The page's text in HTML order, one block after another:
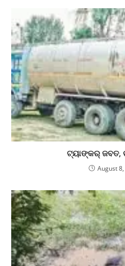
ଟ୍ୟାଙ୍କର୍ ଜବତ,
August